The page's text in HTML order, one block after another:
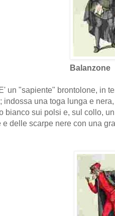
un "sapiente" brontolone, in
indossa una toga lunga e
bianco sui polsi e, sul collo,
e delle scarpe nere con una